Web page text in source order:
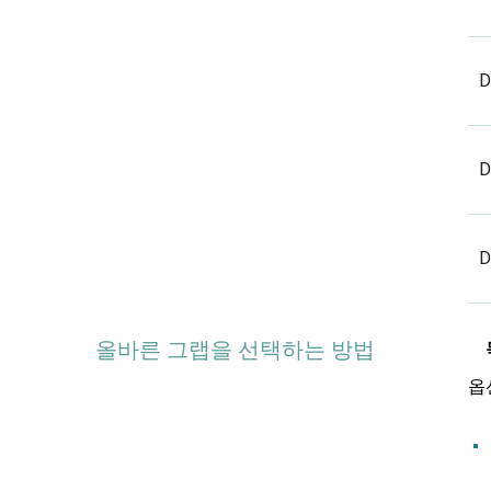
올바른 그랩을 선택하는 방법
옵